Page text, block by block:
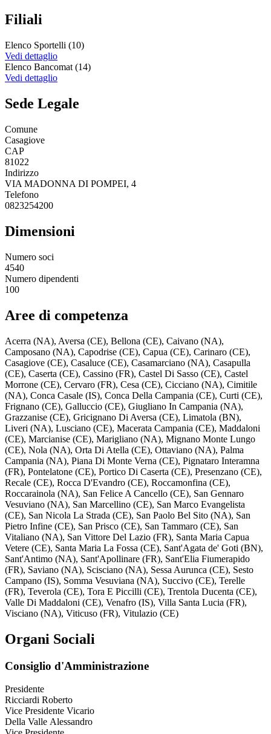
Filiali
Elenco Sportelli (10)
Vedi dettaglio
Elenco Bancomat (14)
Vedi dettaglio
Sede Legale
Comune
Casagiove
CAP
81022
Indirizzo
VIA MADONNA DI POMPEI, 4
Telefono
0823254200
Dimensioni
Numero soci
4540
Numero dipendenti
100
Aree di competenza
Acerra (NA), Aversa (CE), Bellona (CE), Caivano (NA),
Camposano (NA), Capodrise (CE), Capua (CE), Carinaro (CE),
Casagiove (CE), Casaluce (CE), Casamarciano (NA), Casapulla
(CE), Caserta (CE), Cassino (FR), Castel Di Sasso (CE), Castel
Morrone (CE), Cervaro (FR), Cesa (CE), Cicciano (NA), Cimitile
(NA), Conca Casale (IS), Conca Della Campania (CE), Curti (CE),
Frignano (CE), Galluccio (CE), Giugliano In Campania (NA),
Grazzanise (CE), Gricignano Di Aversa (CE), Limatola (BN),
Liveri (NA), Lusciano (CE), Macerata Campania (CE), Maddaloni
(CE), Marcianise (CE), Marigliano (NA), Mignano Monte Lungo
(CE), Nola (NA), Orta Di Atella (CE), Ottaviano (NA), Palma
Campania (NA), Piana Di Monte Verna (CE), Pignataro Interamna
(FR), Pontelatone (CE), Portico Di Caserta (CE), Presenzano (CE),
Recale (CE), Rocca D'Evandro (CE), Roccamonfina (CE),
Roccarainola (NA), San Felice A Cancello (CE), San Gennaro
Vesuviano (NA), San Marcellino (CE), San Marco Evangelista
(CE), San Nicola La Strada (CE), San Paolo Bel Sito (NA), San
Pietro Infine (CE), San Prisco (CE), San Tammaro (CE), San
Vitaliano (NA), San Vittore Del Lazio (FR), Santa Maria Capua
Vetere (CE), Santa Maria La Fossa (CE), Sant'Agata de' Goti (BN),
Sant'Antimo (NA), Sant'Apollinare (FR), Sant'Elia Fiumerapido
(FR), Saviano (NA), Scisciano (NA), Sessa Aurunca (CE), Sesto
Campano (IS), Somma Vesuviana (NA), Succivo (CE), Terelle
(FR), Teverola (CE), Tora E Piccilli (CE), Trentola Ducenta (CE),
Valle Di Maddaloni (CE), Venafro (IS), Villa Santa Lucia (FR),
Visciano (NA), Viticuso (FR), Vitulazio (CE)
Organi Sociali
Consiglio d'Amministrazione
Presidente
Ricciardi Roberto
Vice Presidente Vicario
Della Valle Alessandro